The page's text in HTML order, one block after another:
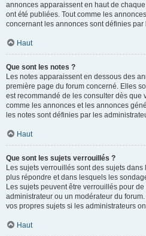
annonces apparaissent en haut de
ont été publiées. Tout comme les
concernant les annonces sont définies
Haut
Que sont les notes ?
Les notes apparaissent en dessous des
première page du forum concerné. Elles
est recommandé de les consulter dès que
comme les annonces et les annonces
les notes sont définies par les
Haut
Que sont les sujets verrouillés ?
Les sujets verrouillés sont des sujets
plus répondre et dans lesquels les
Les sujets peuvent être verrouillés pour
administrateur ou un modérateur du
vos propres sujets si les administrateurs
Haut